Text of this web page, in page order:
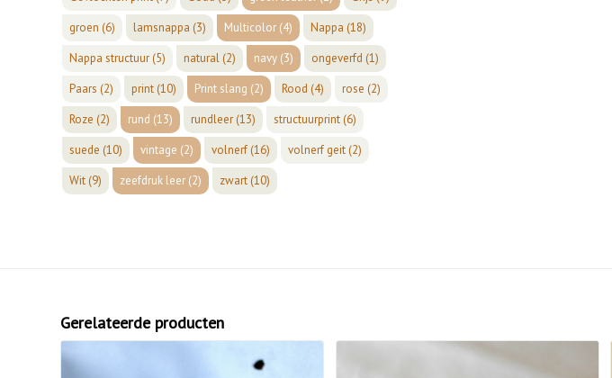
groen (6) lamsnappa (3) Multicolor (4) Nappa (18)
Nappa structuur (5) natural (2) navy (3) ongeverfd (1)
Paars (2) print (10) Print slang (2) Rood (4) rose (2)
Roze (2) rund (13) rundleer (13) structuurprint (6)
suede (10) vintage (2) volnerf (16) volnerf geit (2)
Wit (9) zeefdruk leer (2) zwart (10)
Gerelateerde producten